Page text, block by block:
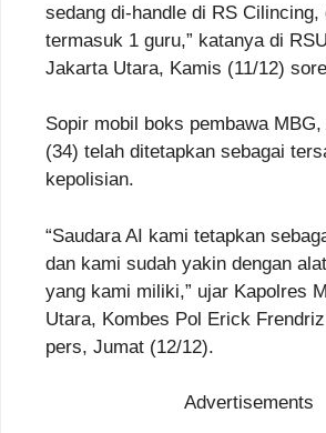
sedang di-handle di RS Cilincing,
termasuk 1 guru,” katanya di
Jakarta Utara, Kamis (11/12)
Sopir mobil boks pembawa
(34) telah ditetapkan sebagai
kepolisian.
“Saudara AI kami tetapkan
dan kami sudah yakin dengan
yang kami miliki,” ujar Kapolres
Utara, Kombes Pol Erick
pers, Jumat (12/12).
Advertisements